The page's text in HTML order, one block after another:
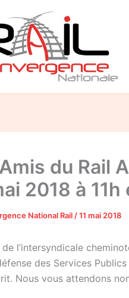
du Rail
2018 à
National Rail /11 mai 2018
de l’intersyndicale
des Services
Nous vous attendons